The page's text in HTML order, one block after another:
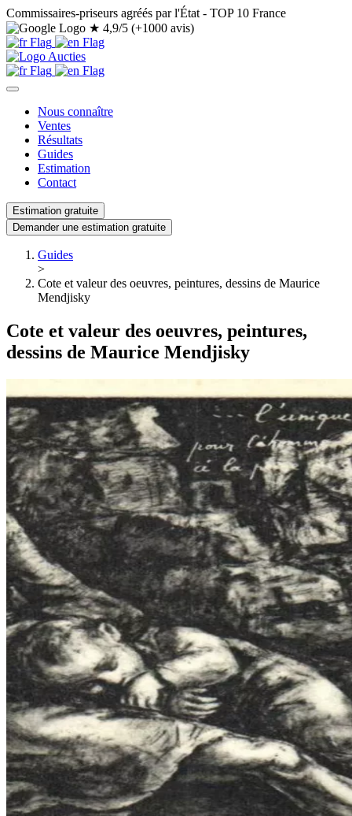
Commissaires-priseurs agréés par l'État - TOP 10 France
★ 4,9/5 (+1000 avis)
Nous connaître
Ventes
Résultats
Guides
Estimation
Contact
Estimation gratuite
Demander une estimation gratuite
Guides
>
Cote et valeur des oeuvres, peintures, dessins de Maurice
Mendjisky
Cote et valeur des oeuvres, peintures,
dessins de Maurice Mendjisky